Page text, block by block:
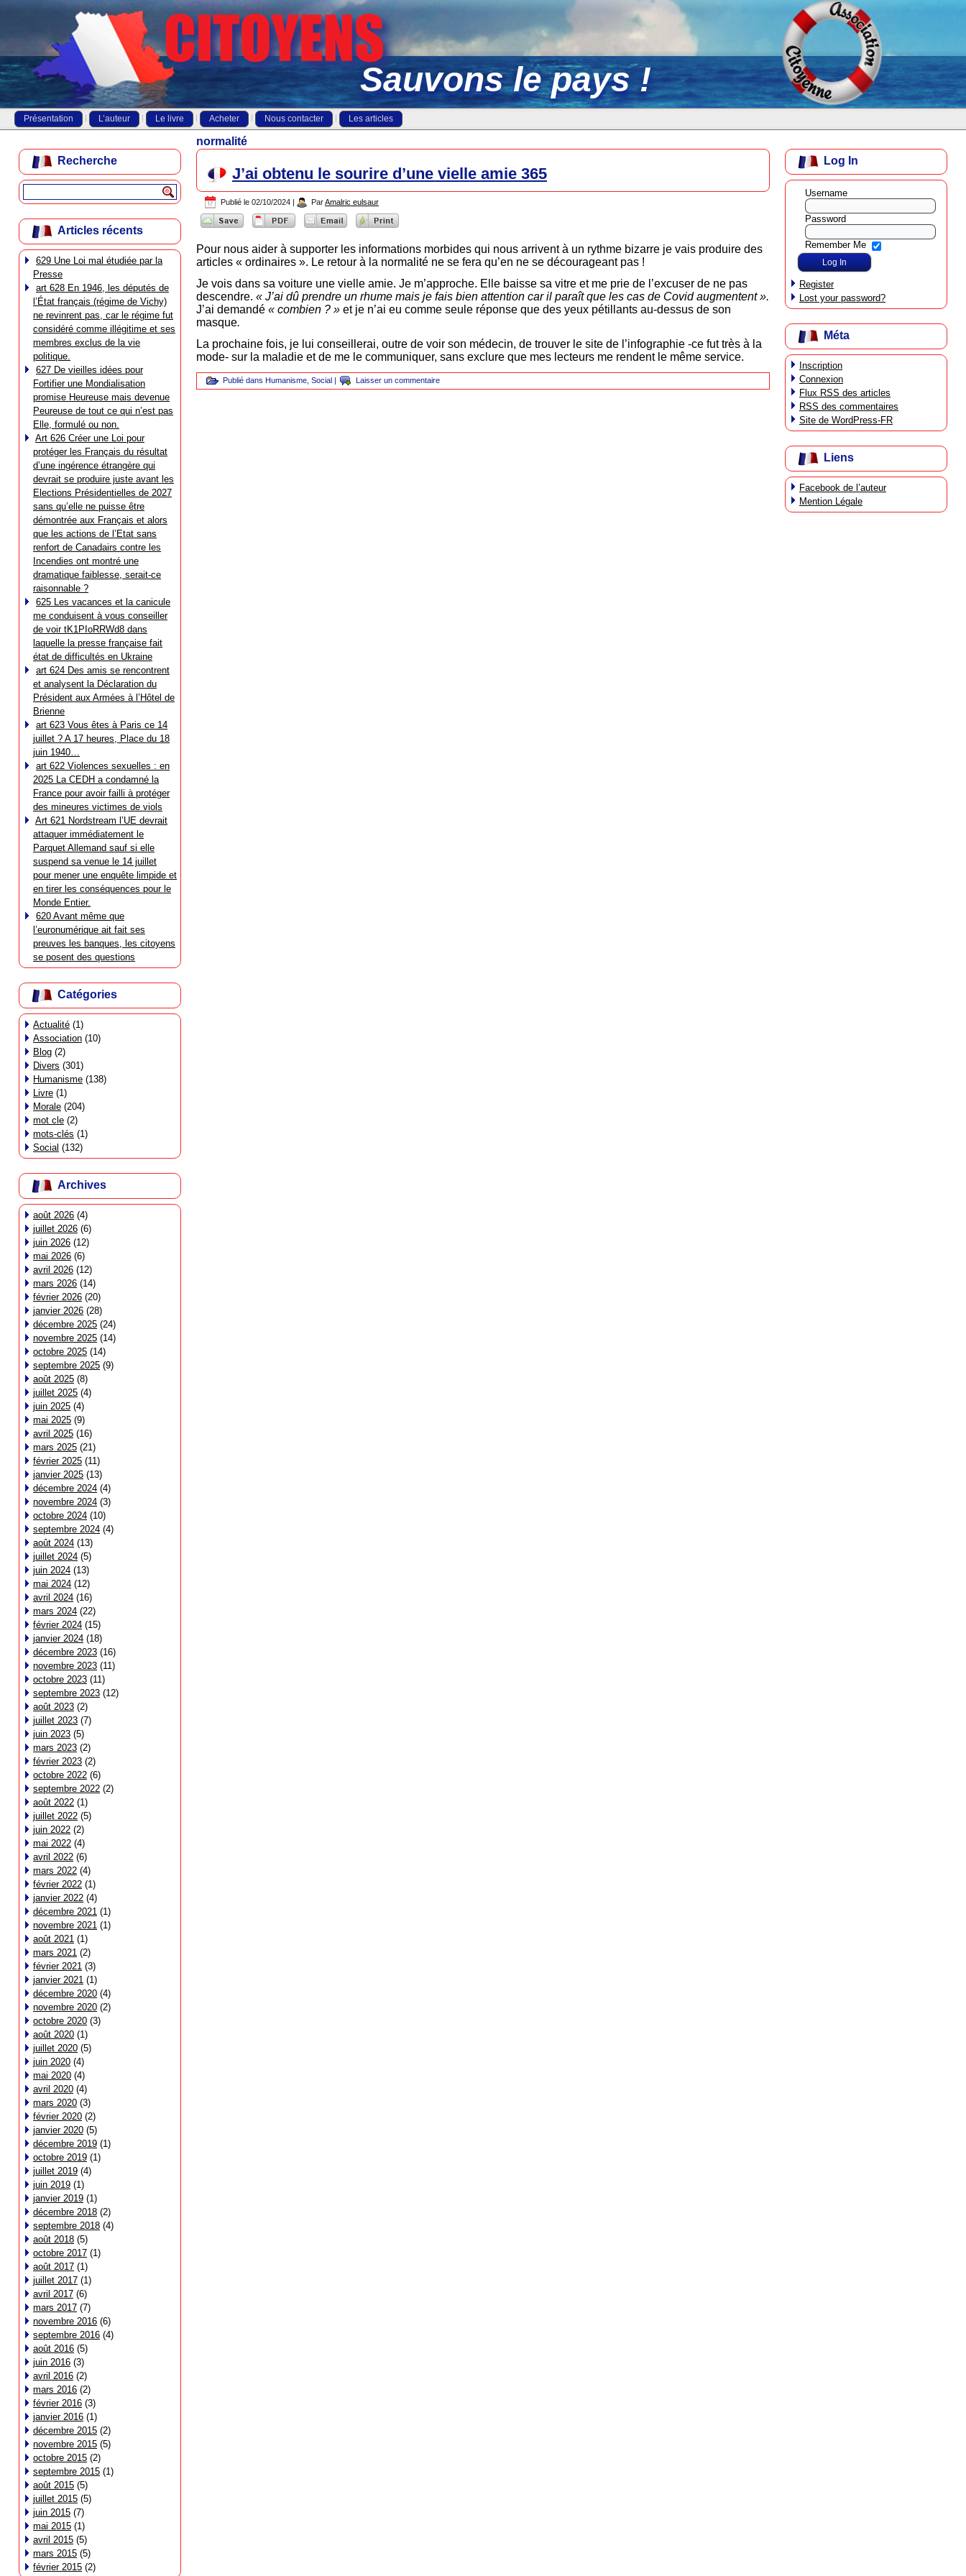
Sauvons le pays !
Présentation L’auteur Le livre Acheter Nous contacter Les articles
Recherche
Articles récents
629 Une Loi mal étudiée par la
Presse
art 628 En 1946, les députés de
l’État français (régime de Vichy)
ne revinrent pas, car le régime fut
considéré comme illégitime et ses
membres exclus de la vie
politique.
627 De vieilles idées pour
Fortifier une Mondialisation
promise Heureuse mais devenue
Peureuse de tout ce qui n’est pas
Elle, formulé ou non.
Art 626 Créer une Loi pour
protéger les Français du résultat
d’une ingérence étrangère qui
devrait se produire juste avant les
Elections Présidentielles de 2027
sans qu’elle ne puisse être
démontrée aux Français et alors
que les actions de l’Etat sans
renfort de Canadairs contre les
Incendies ont montré une
dramatique faiblesse, serait-ce
raisonnable ?
625 Les vacances et la canicule
me conduisent à vous conseiller
de voir tK1PIoRRWd8 dans
laquelle la presse française fait
état de difficultés en Ukraine
art 624 Des amis se rencontrent
et analysent la Déclaration du
Président aux Armées à l’Hôtel de
Brienne
art 623 Vous êtes à Paris ce 14
juillet ? A 17 heures, Place du 18
juin 1940…
art 622 Violences sexuelles : en
2025 La CEDH a condamné la
France pour avoir failli à protéger
des mineures victimes de viols
Art 621 Nordstream l’UE devrait
attaquer immédiatement le
Parquet Allemand sauf si elle
suspend sa venue le 14 juillet
pour mener une enquête limpide et
en tirer les conséquences pour le
Monde Entier.
620 Avant même que
l’euronumérique ait fait ses
preuves les banques, les citoyens
se posent des questions
Catégories
Actualité (1)
Association (10)
Blog (2)
Divers (301)
Humanisme (138)
Livre (1)
Morale (204)
mot cle (2)
mots-clés (1)
Social (132)
Archives
août 2026 (4)
juillet 2026 (6)
juin 2026 (12)
mai 2026 (6)
avril 2026 (12)
mars 2026 (14)
février 2026 (20)
janvier 2026 (28)
décembre 2025 (24)
novembre 2025 (14)
octobre 2025 (14)
septembre 2025 (9)
août 2025 (8)
juillet 2025 (4)
juin 2025 (4)
mai 2025 (9)
avril 2025 (16)
mars 2025 (21)
février 2025 (11)
janvier 2025 (13)
décembre 2024 (4)
novembre 2024 (3)
octobre 2024 (10)
septembre 2024 (4)
août 2024 (13)
juillet 2024 (5)
juin 2024 (13)
mai 2024 (12)
avril 2024 (16)
mars 2024 (22)
février 2024 (15)
janvier 2024 (18)
décembre 2023 (16)
novembre 2023 (11)
octobre 2023 (11)
septembre 2023 (12)
août 2023 (2)
juillet 2023 (7)
juin 2023 (5)
mars 2023 (2)
février 2023 (2)
octobre 2022 (6)
septembre 2022 (2)
août 2022 (1)
juillet 2022 (5)
juin 2022 (2)
mai 2022 (4)
avril 2022 (6)
mars 2022 (4)
février 2022 (1)
janvier 2022 (4)
décembre 2021 (1)
novembre 2021 (1)
août 2021 (1)
mars 2021 (2)
février 2021 (3)
janvier 2021 (1)
décembre 2020 (4)
novembre 2020 (2)
octobre 2020 (3)
août 2020 (1)
juillet 2020 (5)
juin 2020 (4)
mai 2020 (4)
avril 2020 (4)
mars 2020 (3)
février 2020 (2)
janvier 2020 (5)
décembre 2019 (1)
octobre 2019 (1)
juillet 2019 (4)
juin 2019 (1)
janvier 2019 (1)
décembre 2018 (2)
septembre 2018 (4)
août 2018 (5)
octobre 2017 (1)
août 2017 (1)
juillet 2017 (1)
avril 2017 (6)
mars 2017 (7)
novembre 2016 (6)
septembre 2016 (4)
août 2016 (5)
juin 2016 (3)
avril 2016 (2)
mars 2016 (2)
février 2016 (3)
janvier 2016 (1)
décembre 2015 (2)
novembre 2015 (5)
octobre 2015 (2)
septembre 2015 (1)
août 2015 (5)
juillet 2015 (5)
juin 2015 (7)
mai 2015 (1)
avril 2015 (5)
mars 2015 (5)
février 2015 (2)
normalité
J’ai obtenu le sourire d’une vielle amie 365
Publié le 02/10/2024 | ParAmalric eulsaur
Pour nous aider à supporter les informations morbides qui nous arrivent à un rythme bizarre je vais produire des
articles « ordinaires ». Le retour à la normalité ne se fera qu’en ne se décourageant pas !
Je vois dans sa voiture une vielle amie. Je m’approche. Elle baisse sa vitre et me prie de l’excuser de ne pas
descendre. « J’ai dû prendre un rhume mais je fais bien attention car il paraît que les cas de Covid augmentent ».
J’ai demandé « combien ? » et je n’ai eu comme seule réponse que des yeux pétillants au-dessus de son
masque.
La prochaine fois, je lui conseillerai, outre de voir son médecin, de trouver le site de l’infographie -ce fut très à la
mode- sur la maladie et de me le communiquer, sans exclure que mes lecteurs me rendent le même service.
Publié dans Humanisme Social | Laisser un commentaire
Log In
Username
Password
Remember Me
Register
Lost your password?
Méta
Inscription
Connexion
Flux RSS des articles
RSS des commentaires
Site de WordPress-FR
Liens
Facebook de l’auteur
Mention Légale